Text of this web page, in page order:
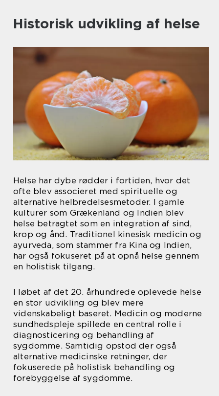
Historisk udvikling af helse
Helse har dybe rødder i fortiden, hvor det
ofte blev associeret med spirituelle og
alternative helbredelsesmetoder. I gamle
kulturer som Grækenland og Indien blev
helse betragtet som en integration af sind,
krop og ånd. Traditionel kinesisk medicin og
ayurveda, som stammer fra Kina og Indien,
har også fokuseret på at opnå helse gennem
en holistisk tilgang.
I løbet af det 20. århundrede oplevede helse
en stor udvikling og blev mere
videnskabeligt baseret. Medicin og moderne
sundhedspleje spillede en central rolle i
diagnosticering og behandling af
sygdomme. Samtidig opstod der også
alternative medicinske retninger, der
fokuserede på holistisk behandling og
forebyggelse af sygdomme.